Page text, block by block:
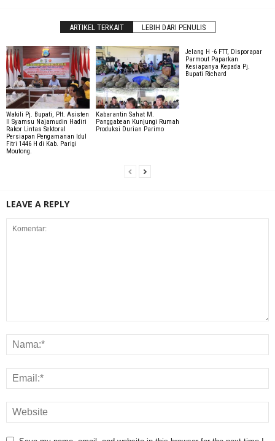
ARTIKEL TERKAIT LEBIH DARI PENULIS
Wakili Pj. Bupati, Plt. Asisten
II Syamsu Najamudin Hadiri
Rakor Lintas Sektoral
Persiapan Pengamanan Idul
Fitri 1446 H di Kab. Parigi
Moutong.
Kabarantin Sahat M.
Panggabean Kunjungi Rumah
Produksi Durian Parimo
Jelang H -6 FTT, Disporapar
Parmout Paparkan
Kesiapanya Kepada Pj.
Bupati Richard
LEAVE A REPLY